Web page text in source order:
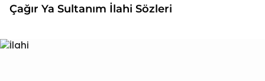
Çağır Ya Sultanım İlahi Sözleri